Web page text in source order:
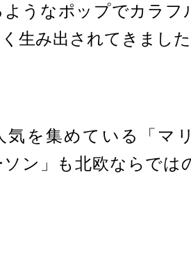
うなポップでカラフ
生み出されてきまし
気を集めている「マ
ソン」も北欧ならでは